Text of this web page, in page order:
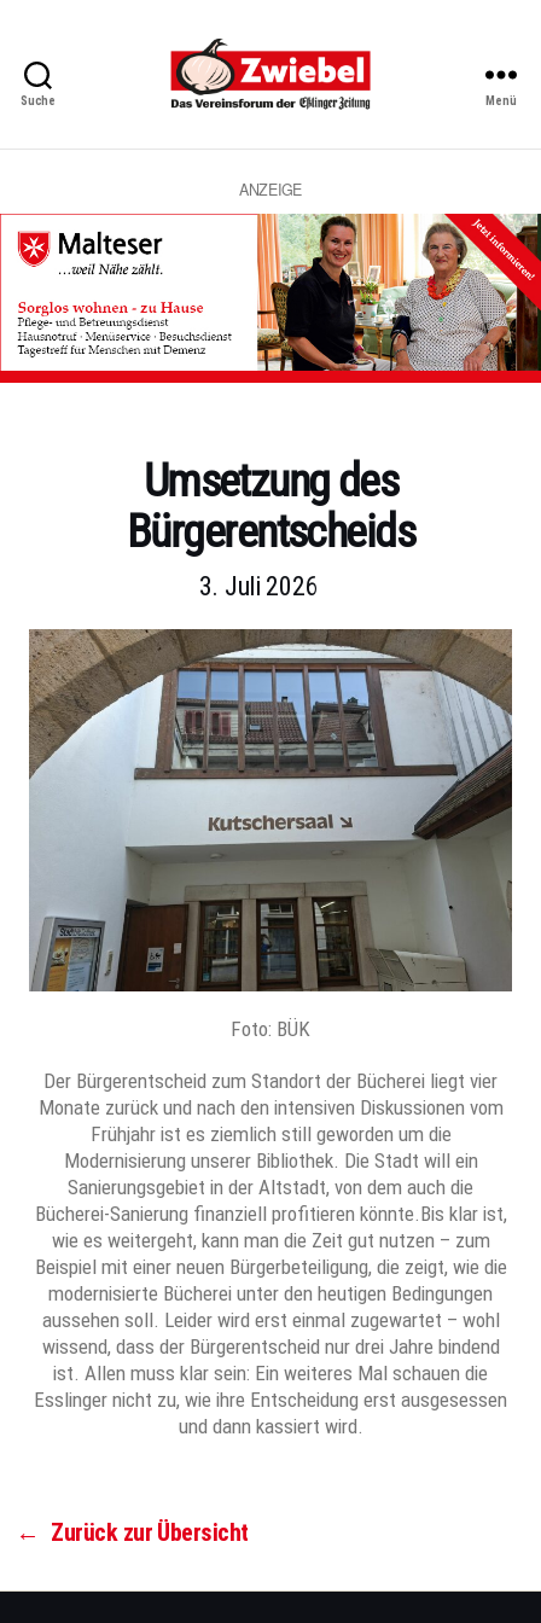
Suche
Vereinsforum
Eßlinger
Zeitung
Menü
ANZEIGE
Umsetzung des
Bürgerentscheids
3. Juli 2026
Foto: BÜK
Der Bürgerentscheid zum Standort der Bücherei liegt vier
Monate zurück und nach den intensiven Diskussionen vom
Frühjahr ist es ziemlich still geworden um die
Modernisierung unserer Bibliothek. Die Stadt will ein
Sanierungsgebiet in der Altstadt, von dem auch die
Bücherei-Sanierung finanziell profitieren könnte.Bis klar ist,
wie es weitergeht, kann man die Zeit gut nutzen – zum
Beispiel mit einer neuen Bürgerbeteiligung, die zeigt, wie die
modernisierte Bücherei unter den heutigen Bedingungen
aussehen soll. Leider wird erst einmal zugewartet – wohl
wissend, dass der Bürgerentscheid nur drei Jahre bindend
ist. Allen muss klar sein: Ein weiteres Mal schauen die
Esslinger nicht zu, wie ihre Entscheidung erst ausgesessen
und dann kassiert wird.
← Zurück zur Übersicht